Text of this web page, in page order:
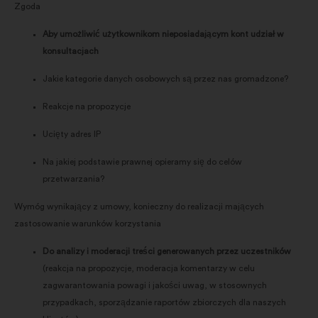
Zgoda
Aby umożliwić użytkownikom nieposiadającym kont udział w
konsultacjach
Jakie kategorie danych osobowych są przez nas gromadzone?
Reakcje na propozycje
Ucięty adres IP
Na jakiej podstawie prawnej opieramy się do celów
przetwarzania?
Wymóg wynikający z umowy, konieczny do realizacji mających
zastosowanie warunków korzystania
Do analizy i moderacji treści generowanych przez uczestników
(reakcja na propozycje, moderacja komentarzy w celu
zagwarantowania powagi i jakości uwag, w stosownych
przypadkach, sporządzanie raportów zbiorczych dla naszych